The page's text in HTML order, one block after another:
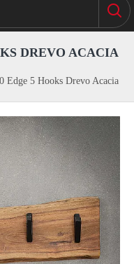
Edge 5 Hooks Drevo Acacia
DREVO ACACIA